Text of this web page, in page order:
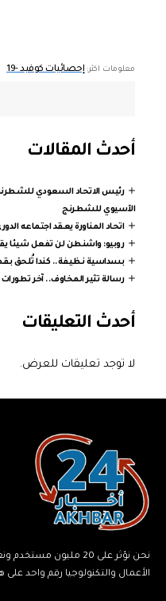
معلومات اكثر:إحصائيات كوفيد -19
أحدث المقالات
رئيس الاتحاد السعودي
الآسيوي للشطرنج
اتحاد المناورة يعقد اجتماعه الدوري
روبيو: واشنطن لن تفعل شيئا
بسداسية نظيفة.. كندا تُلحق
رسالة تثير المخاوف.. آخر
أحدث التعليقات
لا توجد تعليقات للعرض.
نحن نؤثر على 20 مليون
الأعمال والتكنولوجيا رقم واحد على